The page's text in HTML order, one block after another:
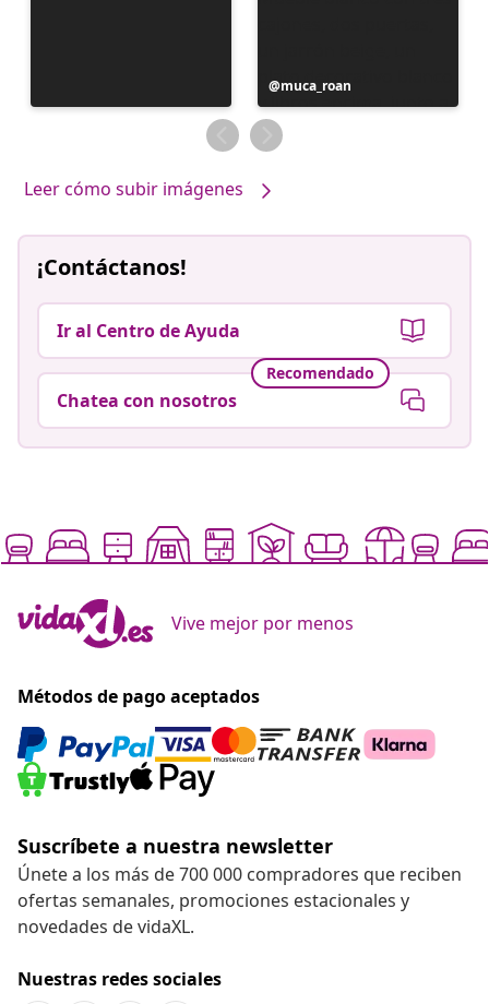
Publicación
realizada
por
muca_roan
Leer cómo subir imágenes
¡Contáctanos!
Ir al Centro de Ayuda
Recomendado
Chatea con nosotros
Vive mejor por menos
Métodos de pago aceptados
Suscríbete a nuestra newsletter
Únete a los más de 700 000 compradores que reciben
ofertas semanales, promociones estacionales y
novedades de vidaXL.
Nuestras redes sociales